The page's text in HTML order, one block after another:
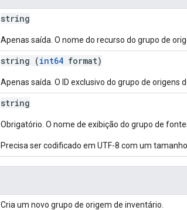
string
Apenas saída. O nome do recurso do grupo de
string (int64 format)
Apenas saída. O ID exclusivo do grupo de origens
string
Obrigatório. O nome de exibição do grupo de
Precisa ser codificado em UTF-8 com um
Cria um novo grupo de origem de inventário.